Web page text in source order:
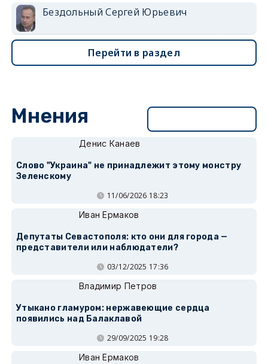
Бездольный Сергей Юрьевич
Перейти в раздел
Мнения
Денис Канаев
Слово "Украина" не принадлежит этому монстру
Зеленскому
11/06/2026 18:23
Иван Ермаков
Депутаты Севастополя: кто они для города —
представители или наблюдатели?
03/12/2025 17:36
Владимир Петров
Утыкано гламуром: нержавеющие сердца
появились над Балаклавой
29/09/2025 19:28
Иван Ермаков